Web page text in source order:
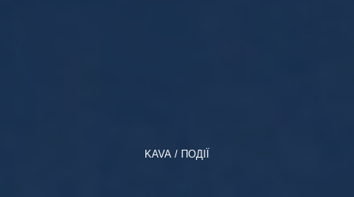
KAVA ПОДІЇ